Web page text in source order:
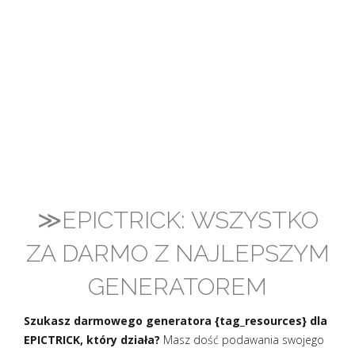
≫EPICTRICK: WSZYSTKO
ZA DARMO Z NAJLEPSZYM
GENERATOREM
Szukasz darmowego generatora {tag_resources} dla
EPICTRICK, który działa? Masz dość podawania swojego